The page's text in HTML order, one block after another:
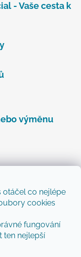
otáčel co nejlépe
cookies
fungování
ten nejlepší
- Vaše cesta k
výměnu
zasílat informace
ty nejlepší